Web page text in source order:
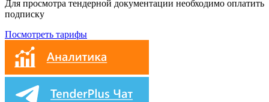
Для просмотра тендерной документации необходимо оплатить
подписку
Посмотреть тарифы